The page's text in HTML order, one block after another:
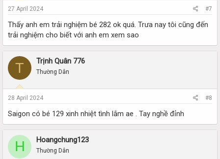
27 April 2024 #7
Thấy anh em trải nghiệm bé 282 ok quá. Trưa nay tôi cũng đến
trải nghiệm cho biết với anh em xem sao
T Trịnh Quân 776
Thường Dân
28 April 2024 #8
Saigon có bé 129 xinh nhiệt tình lắm ae . Tay nghề đỉnh
H Hoangchung123
Thường Dân